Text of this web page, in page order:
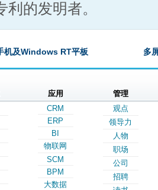
的发明者。
机及Windows RT平板 多
应用
CRM
ERP
BI
物联网
SCM
BPM
大数据
管理
观点
领导力
人物
职场
公司
招聘